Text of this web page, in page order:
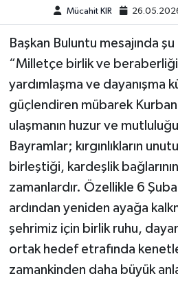
Mücahit KIR
Başkan Buluntu mesajında
“Milletçe birlik ve
yardımlaşma ve dayanışma
güçlendiren mübarek Kurban
ulaşmanın huzur ve
Bayramlar; kırgınlıkların
birleştiği, kardeşlik
zamanlardır. Özellikle 6
ardından yeniden ayağa
şehrimiz için birlik ruhu,
ortak hedef etrafında
zamankinden daha büyük
KAHRAMANMARAŞ